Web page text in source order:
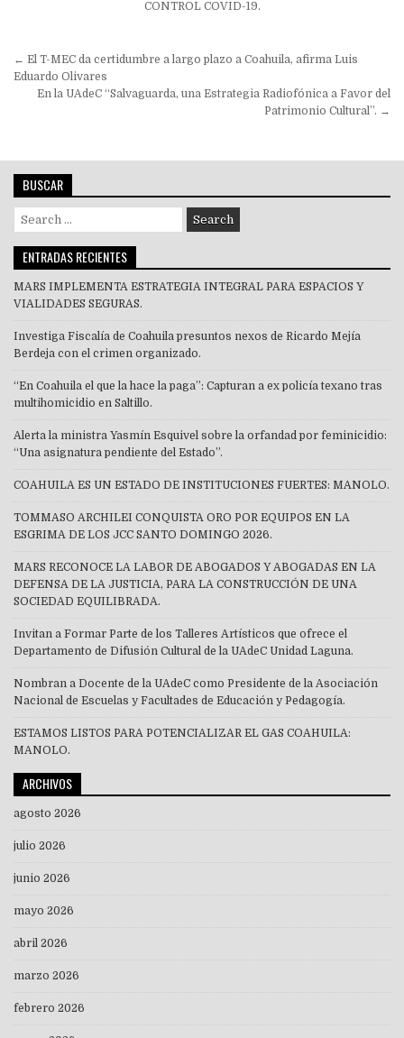
CONTROL COVID-19.
Navegación
de
entradas
← El T-MEC da certidumbre a largo plazo a Coahuila, afirma Luis
Eduardo Olivares
En la UAdeC “Salvaguarda, una Estrategia Radiofónica a Favor del
Patrimonio Cultural”. →
BUSCAR
Search
for:
ENTRADAS RECIENTES
MARS IMPLEMENTA ESTRATEGIA INTEGRAL PARA ESPACIOS Y
VIALIDADES SEGURAS.
Investiga Fiscalía de Coahuila presuntos nexos de Ricardo Mejía
Berdeja con el crimen organizado.
“En Coahuila el que la hace la paga”: Capturan a ex policía texano tras
multihomicidio en Saltillo.
Alerta la ministra Yasmín Esquivel sobre la orfandad por feminicidio:
“Una asignatura pendiente del Estado”.
COAHUILA ES UN ESTADO DE INSTITUCIONES FUERTES: MANOLO.
TOMMASO ARCHILEI CONQUISTA ORO POR EQUIPOS EN LA
ESGRIMA DE LOS JCC SANTO DOMINGO 2026.
MARS RECONOCE LA LABOR DE ABOGADOS Y ABOGADAS EN LA
DEFENSA DE LA JUSTICIA, PARA LA CONSTRUCCIÓN DE UNA
SOCIEDAD EQUILIBRADA.
Invitan a Formar Parte de los Talleres Artísticos que ofrece el
Departamento de Difusión Cultural de la UAdeC Unidad Laguna.
Nombran a Docente de la UAdeC como Presidente de la Asociación
Nacional de Escuelas y Facultades de Educación y Pedagogía.
ESTAMOS LISTOS PARA POTENCIALIZAR EL GAS COAHUILA:
MANOLO.
ARCHIVOS
agosto 2026
julio 2026
junio 2026
mayo 2026
abril 2026
marzo 2026
febrero 2026